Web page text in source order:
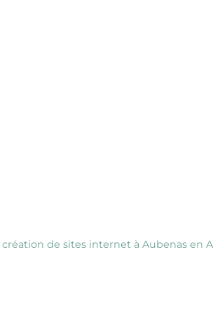
création de sites internet à Aubenas en